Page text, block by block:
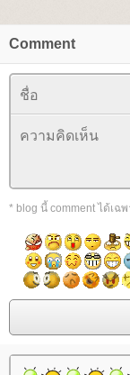
Comment
* blog นี้ comment ได้เฉ